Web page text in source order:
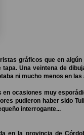
gráficos que en algún
Una veintena de
ni mucho menos en las
en ocasiones muy
pudieron haber sido
interrogante...
en la provincia de